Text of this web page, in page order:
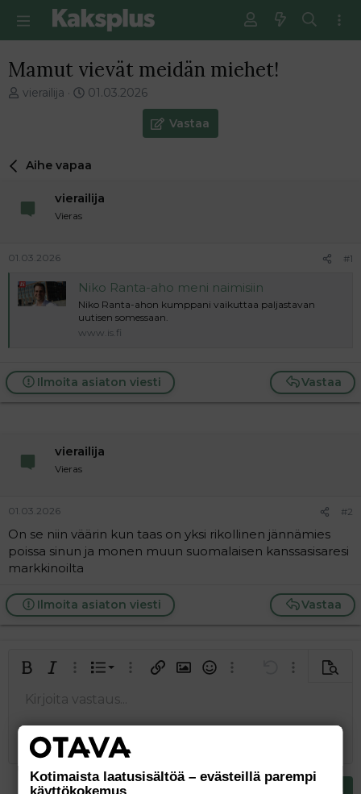
Mamut vievät meidän miehet!
V
e
t
n
l
o
a
j
a
vierailija
E
m
i
e
s
t
i
01.03.2026
Vastaa
Aihe vapaa
vierailija
Vieras
01.03.2026 #1
Niko Ranta-aho meni naimisiin
Niko Ranta-ahon kumppani vaikuttaa paljastavan
uutisen somessaan.
www.is.fi
Vastaa
Ilmoita asiaton viesti
vierailija
Vieras
01.03.2026 #2
On se niin väärin kun taas on yksi rikollinen jännämies
poissa sinun ja monen muun suomalaisen kanssasisaresi
markkinoilta
Vastaa
Ilmoita asiaton viesti
LihavoituKursivoitu
Laajennettuun editoriin…
Lista
Järjestetty lista
Suurenna sisennystä
Laajennettuun editoriin…
Lisää hyperlinkki
Lisää kuva
HymiötLaajennettuun
Kumoa
Fontin koko
9
10
12
15
Tekstiväri
KirjasintyyliArial
Book Antiqua
Courier New
Georgia
Yliviivaa
Tasaus Tasaa vasemmalle
Keskitä
Tasaa oikealle
Justify text
Paragraph format
Normal
Heading 1
Heading 2
Heading 3
LainausLisää video/media
Lisää taulukko
Insert horizontal line
Tee uudelleen
BBCode-näkymä
Poista muotoilu
Luonnokset
Poista luonnos
Kirjoita vastaus...
Kotimaista laatusisältöä – evästeillä parempi
käyttökokemus